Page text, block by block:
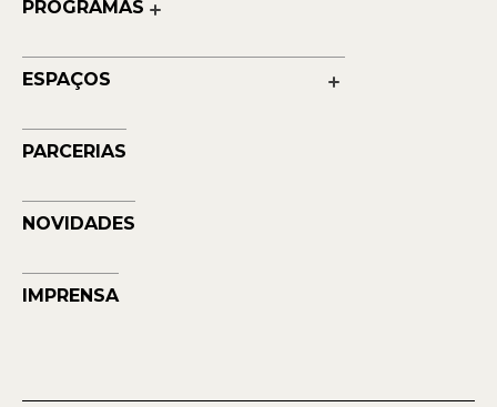
Quem Faz
Contato
PROGRAMAS
Educação
ESPAÇOS
Musehum
NAVE
PARCERIAS
NOVIDADES
IMPRENSA